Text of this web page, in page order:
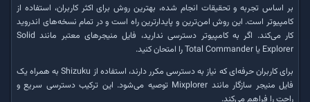
بر اساس تجربه و تحقیقات انجام شده، بهترین روش برای اکثر کاربران، استفاده از
کامپیوتر است. این روش امن‌ترین و پایدارترین راه است و در تمام نسخه‌های اندروید
کار می‌کند. اگر به کامپیوتر دسترسی ندارید، فایل منیجرهای معتبر مانند Solid
Explorer یا Total Commander را امتحان کنید.
برای کاربران حرفه‌ای که نیاز به دسترسی مکرر دارند، استفاده از Shizuku به همراه یک
فایل منیجر سازگار مانند Mixplorer توصیه می‌شود. این ترکیب دسترسی سریع و